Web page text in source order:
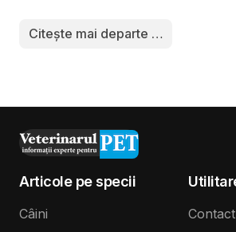
posibilitatea de a-și exprima
noștri?
Citește mai departe …
Articole pe specii
Câini
Contact